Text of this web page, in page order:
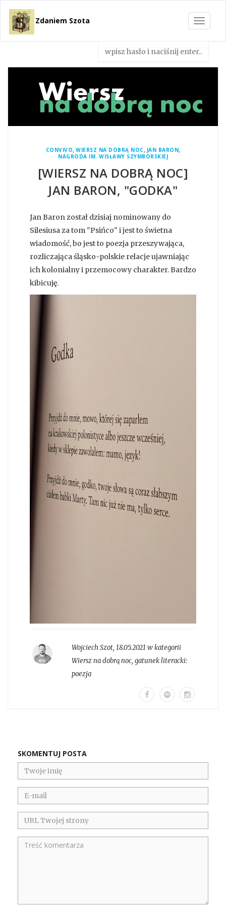
Toggle
Zdaniem Szota
CONVIVO,WIERSZ NA DOBRĄ NOC, JAN BARON,
NAGRODA IM. WISŁAWY SZYMBORSKIEJ
[WIERSZ NA DOBRĄ NOC]
JAN BARON, "GODKA"
Jan Baron został dzisiaj nominowany do
Silesiusa za tom "Psińco" i jest to świetna
wiadomość, bo jest to poezja przeszywająca,
rozliczająca śląsko-polskie relacje ujawniając
ich kolonialny i przemocowy charakter. Bardzo
kibicuję.
Wojciech Szot, 18.05.2021 w kategorii
Wiersz na dobrą noc, gatunek literacki:
poezja
SKOMENTUJ POSTA